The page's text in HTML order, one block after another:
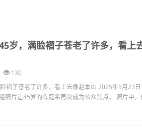
岁，满脸褶子苍老了许多，看上
130
褶子苍老了许多，看上去像赵本山 2025年5月23
照片让45岁的陈冠希再次成为公众焦点。 照片中